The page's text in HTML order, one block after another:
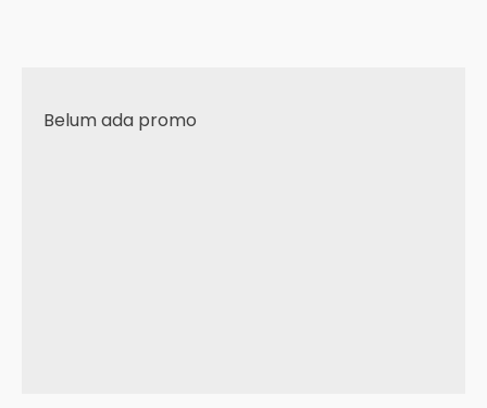
Belum ada promo